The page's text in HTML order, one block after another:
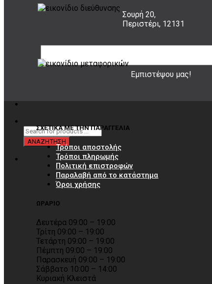
Σουρή 20,
Περιστέρι, 12131
Εμπιστέψου μας!
ΣΧΕΤΙΚΑ ΜΕ ΤΗΝ ΠΑΡΑΓΓΕΛΙΑ
Τρόποι αποστολής
Τρόποι πληρωμής
Πολιτική επιστροφών
Παραλαβή από το κατάστημα
Όροι χρήσης
ΩΡΑΡΙΟ
Δευτέρα 09:00 – 19:00
Τρίτη 09:00 – 19:00
Τετάρτη 09:00 – 19:00
Πέμπτη 09:00 – 19:00
Παρασκευή 09:00 – 19:00
Σάββατο 10:00 – 14:00
Κυριακή Κλειστά